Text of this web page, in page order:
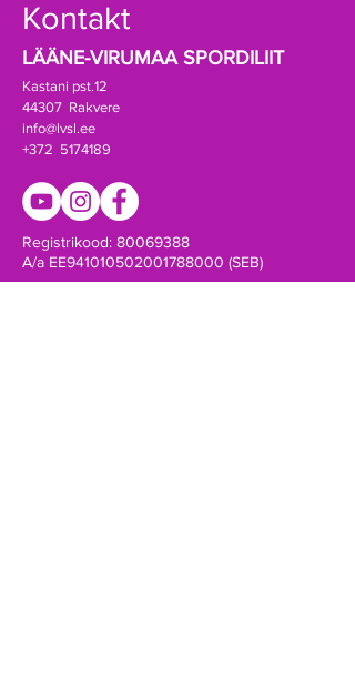
Kontakt
LÄÄNE-VIRUMAA SPORDILIIT
Kastani pst.12
44307 Rakvere
info@lvsl.ee
+372 5174189
Registrikood: 80069388
A/a EE941010502001788000 (SEB)